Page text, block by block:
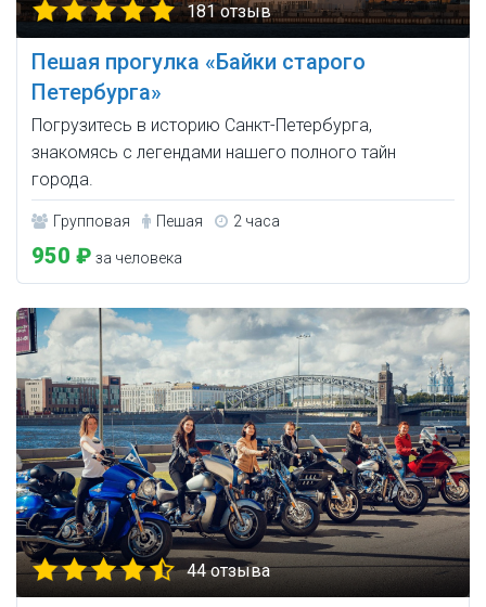
181 отзыв
Пешая прогулка «Байки старого
Петербурга»
Погрузитесь в историю Санкт-Петербурга,
знакомясь с легендами нашего полного тайн
города.
Групповая Пешая 2 часа
950 ₽ за человека
44 отзыва